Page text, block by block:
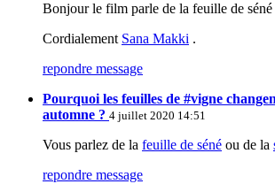
Bonjour le film parle de la feuille de séné
Cordialement Sana Makki .
repondre message
Pourquoi les feuilles de #vigne
automne ? 4 juillet 2020 14:51
Vous parlez de la feuille de séné ou de la
repondre message